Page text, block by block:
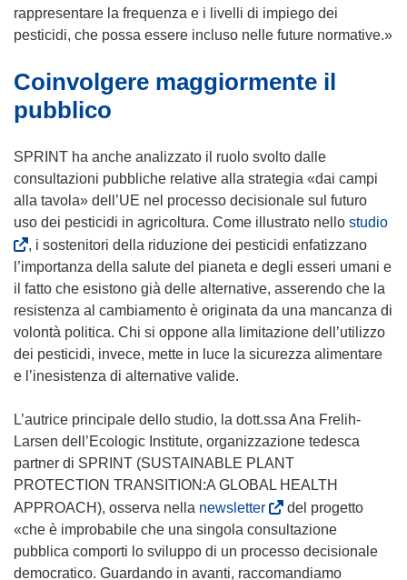
rappresentare la frequenza e i livelli di impiego dei
pesticidi, che possa essere incluso nelle future normative.»
Coinvolgere maggiormente il
pubblico
SPRINT ha anche analizzato il ruolo svolto dalle
consultazioni pubbliche relative alla strategia «dai campi
alla tavola» dell’UE nel processo decisionale sul futuro
uso dei pesticidi in agricoltura. Come illustrato nello studio(
i
p
, i sostenitori della riduzione dei pesticidi enfatizzano
l’importanza della salute del pianeta e degli esseri umani e
il fatto che esistono già delle alternative, asserendo che la
resistenza al cambiamento è originata da una mancanza di
volontà politica. Chi si oppone alla limitazione dell’utilizzo
dei pesticidi, invece, mette in luce la sicurezza alimentare
e l’inesistenza di alternative valide.
L’autrice principale dello studio, la dott.ssa Ana Frelih-
Larsen dell’Ecologic Institute, organizzazione tedesca
partner di SPRINT (SUSTAINABLE PLANT
PROTECTION TRANSITION:A GLOBAL HEALTH
APPROACH), osserva nella newsletter(
s
i
a
del progetto
«che è improbabile che una singola consultazione
pubblica comporti lo sviluppo di un processo decisionale
democratico. Guardando in avanti, raccomandiamo